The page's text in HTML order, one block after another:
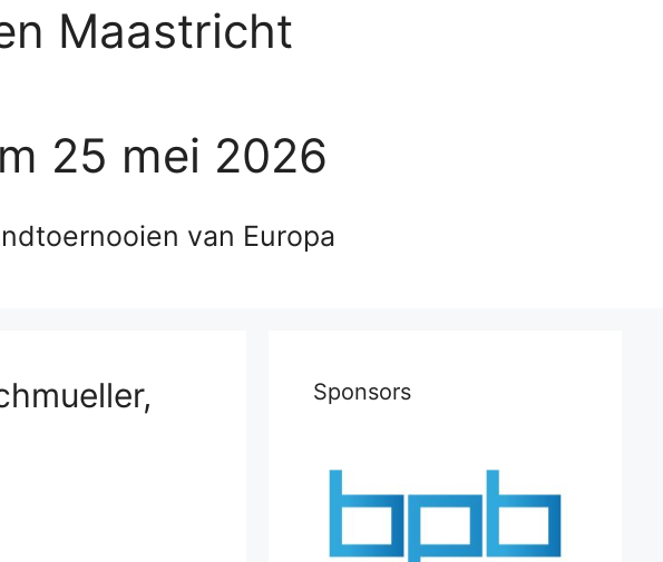
Maastricht
25 mei 2026
van Europa
Sponsors